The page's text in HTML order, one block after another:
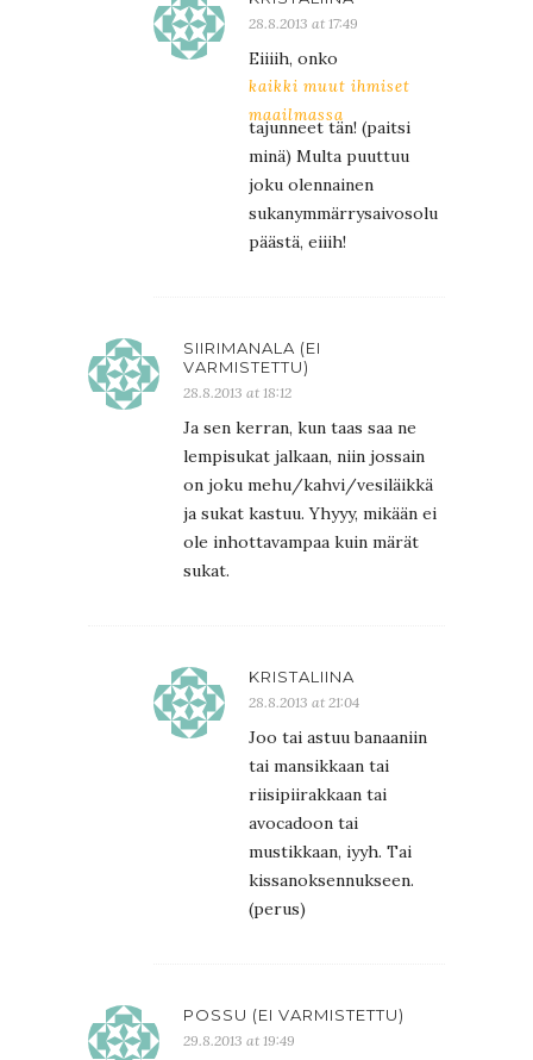
28.8.2013 at 17:49
Eiiiih, onko
kaikki muut ihmiset
maailmassa
tajunneet tän! (paitsi
minä) Multa puuttuu
joku olennainen
sukanymmärrysaivosolu
päästä, eiiih!
SIIRIMANALA (EI
VARMISTETTU)
28.8.2013 at 18:12
Ja sen kerran, kun taas saa ne
lempisukat jalkaan, niin jossain
on joku mehu/kahvi/vesiläikkä
ja sukat kastuu. Yhyyy, mikään ei
ole inhottavampaa kuin märät
sukat.
KRISTALIINA
28.8.2013 at 21:04
Joo tai astuu banaaniin
tai mansikkaan tai
riisipiirakkaan tai
avocadoon tai
mustikkaan, iyyh. Tai
kissanoksennukseen.
(perus)
POSSU (EI VARMISTETTU)
29.8.2013 at 19:49